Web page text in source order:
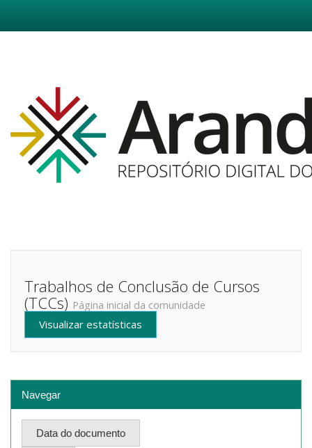
Trabalhos de Conclusão de Cursos
(TCCs) Página inicial da comunidade
Visualizar estatísticas
Navegar